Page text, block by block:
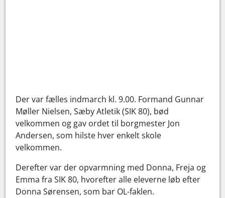
Der var fælles indmarch kl. 9.00. Formand Gunnar
Møller Nielsen, Sæby Atletik (SIK 80), bød
velkommen og gav ordet til borgmester Jon
Andersen, som hilste hver enkelt skole
velkommen.
Derefter var der opvarmning med Donna, Freja og
Emma fra SIK 80, hvorefter alle eleverne løb efter
Donna Sørensen, som bar OL-faklen.